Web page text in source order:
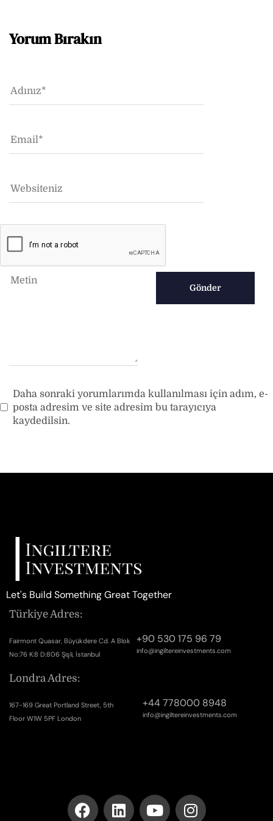
Yorum Bırakın
Daha sonraki yorumlarımda kullanılması için adım, e-
posta adresim ve site adresim bu tarayıcıya
kaydedilsin.
Let's Build Something Great Together
Türkiye Adres:
Fairmont Quasar, Büyükdere Cd. A Blok
No:76 K:8 D:806 Şişli, İstanbul
+90 530 175 96 79
info@ingiltereinvestments.com
Londra Adres:
167-169 Great Portland Street, 5th
Floor W1W 5PF London
+44 778000 8948
info@ingiltereinvestments.com